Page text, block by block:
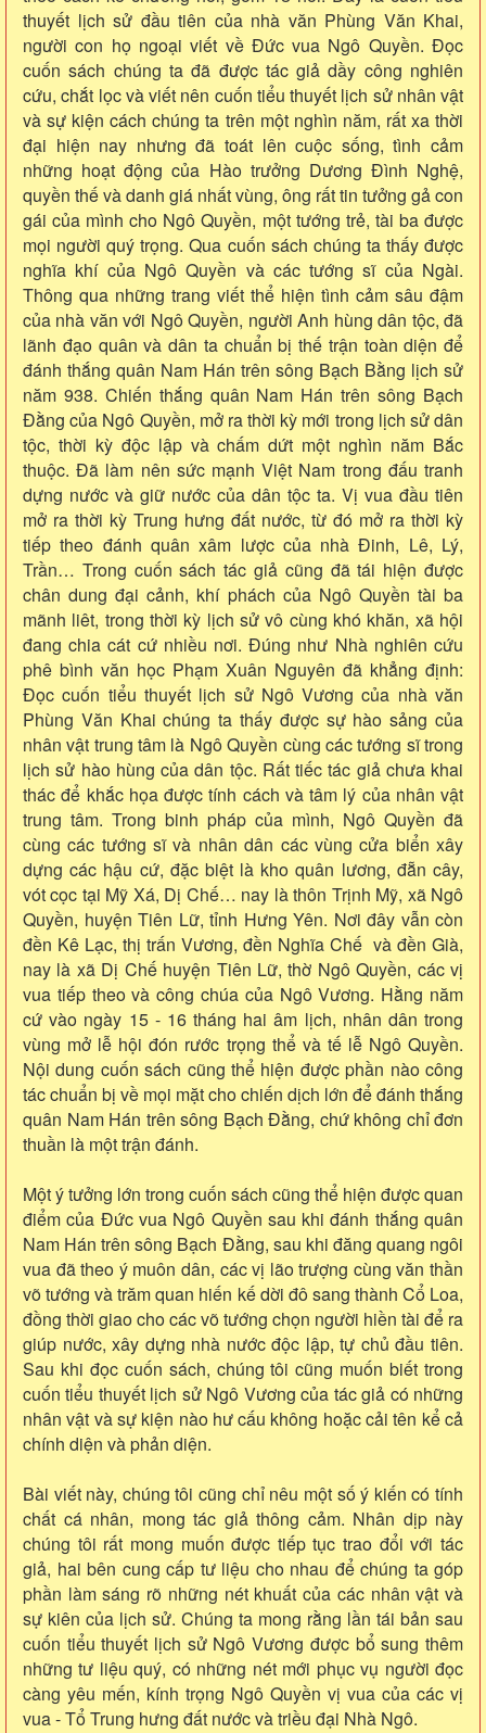
thuyết lịch sử đầu tiên của nhà văn Phùng Văn Khai,
người con họ ngoại viết về Đức vua Ngô Quyền. Đọc
cuốn sách chúng ta đã được tác giả dầy công nghiên
cứu, chắt lọc và viết nên cuốn tiểu thuyết lịch sử nhân vật
và sự kiện cách chúng ta trên một nghìn năm, rất xa thời
đại hiện nay nhưng đã toát lên cuộc sống, tình cảm
những hoạt động của Hào trưởng Dương Đình Nghệ,
quyền thế và danh giá nhất vùng, ông rất tin tưởng gả con
gái của mình cho Ngô Quyền, một tướng trẻ, tài ba được
mọi người quý trọng. Qua cuốn sách chúng ta thấy được
nghĩa khí của Ngô Quyền và các tướng sĩ của Ngài.
Thông qua những trang viết thể hiện tình cảm sâu đậm
của nhà văn với Ngô Quyền, người Anh hùng dân tộc, đã
lãnh đạo quân và dân ta chuẩn bị thế trận toàn diện để
đánh thắng quân Nam Hán trên sông Bạch Bằng lịch sử
năm 938. Chiến thắng quân Nam Hán trên sông Bạch
Đằng của Ngô Quyền, mở ra thời kỳ mới trong lịch sử dân
tộc, thời kỳ độc lập và chấm dứt một nghìn năm Bắc
thuộc. Đã làm nên sức mạnh Việt Nam trong đấu tranh
dựng nước và giữ nước của dân tộc ta. Vị vua đầu tiên
mở ra thời kỳ Trung hưng đất nước, từ đó mở ra thời kỳ
tiếp theo đánh quân xâm lược của nhà Đinh, Lê, Lý,
Trần… Trong cuốn sách tác giả cũng đã tái hiện được
chân dung đại cảnh, khí phách của Ngô Quyền tài ba
mãnh liêt, trong thời kỳ lịch sử vô cùng khó khăn, xã hội
đang chia cát cứ nhiều nơi. Đúng như Nhà nghiên cứu
phê bình văn học Phạm Xuân Nguyên đã khẳng định:
Đọc cuốn tiểu thuyết lịch sử Ngô Vương của nhà văn
Phùng Văn Khai chúng ta thấy được sự hào sảng của
nhân vật trung tâm là Ngô Quyền cùng các tướng sĩ trong
lịch sử hào hùng của dân tộc. Rất tiếc tác giả chưa khai
thác để khắc họa được tính cách và tâm lý của nhân vật
trung tâm. Trong binh pháp của mình, Ngô Quyền đã
cùng các tướng sĩ và nhân dân các vùng cửa biển xây
dựng các hậu cứ, đặc biệt là kho quân lương, đẵn cây,
vót cọc tại Mỹ Xá, Dị Chế… nay là thôn Trịnh Mỹ, xã Ngô
Quyền, huyện Tiên Lữ, tỉnh Hưng Yên. Nơi đây vẫn còn
đền Kê Lạc, thị trấn Vương, đền Nghĩa Chế và đền Già,
nay là xã Dị Chế huyện Tiên Lữ, thờ Ngô Quyền, các vị
vua tiếp theo và công chúa của Ngô Vương. Hằng năm
cứ vào ngày 15 - 16 tháng hai âm lịch, nhân dân trong
vùng mở lễ hội đón rước trọng thể và tế lễ Ngô Quyền.
Nội dung cuốn sách cũng thể hiện được phần nào công
tác chuẩn bị về mọi mặt cho chiến dịch lớn để đánh thắng
quân Nam Hán trên sông Bạch Đằng, chứ không chỉ đơn
thuần là một trận đánh.
Một ý tưởng lớn trong cuốn sách cũng thể hiện được quan
điểm của Đức vua Ngô Quyền sau khi đánh thắng quân
Nam Hán trên sông Bạch Đằng, sau khi đăng quang ngôi
vua đã theo ý muôn dân, các vị lão trượng cùng văn thần
võ tướng và trăm quan hiến kế dời đô sang thành Cổ Loa,
đồng thời giao cho các võ tướng chọn người hiền tài để ra
giúp nước, xây dựng nhà nước độc lập, tự chủ đầu tiên.
Sau khi đọc cuốn sách, chúng tôi cũng muốn biết trong
cuốn tiểu thuyết lịch sử Ngô Vương của tác giả có những
nhân vật và sự kiện nào hư cấu không hoặc cải tên kể cả
chính diện và phản diện.
Bài viết này, chúng tôi cũng chỉ nêu một số ý kiến có tính
chất cá nhân, mong tác giả thông cảm. Nhân dịp này
chúng tôi rất mong muốn được tiếp tục trao đổi với tác
giả, hai bên cung cấp tư liệu cho nhau để chúng ta góp
phần làm sáng rõ những nét khuất của các nhân vật và
sự kiên của lịch sử. Chúng ta mong rằng lần tái bản sau
cuốn tiểu thuyết lịch sử Ngô Vương được bổ sung thêm
những tư liệu quý, có những nét mới phục vụ người đọc
càng yêu mến, kính trọng Ngô Quyền vị vua của các vị
vua - Tổ Trung hưng đất nước và triều đại Nhà Ngô.